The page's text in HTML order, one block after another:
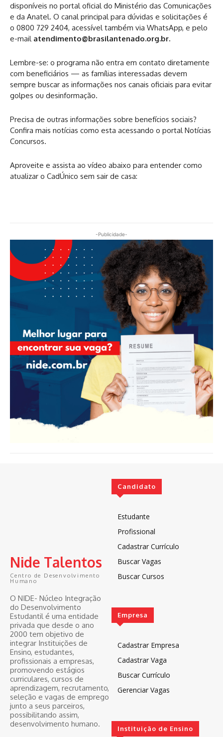
disponíveis no portal oficial do Ministério das Comunicações
e da Anatel. O canal principal para dúvidas e solicitações é
o 0800 729 2404, acessível também via WhatsApp, e pelo
e-mail atendimento@brasilantenado.org.br.
Lembre-se: o programa não entra em contato diretamente
com beneficiários — as famílias interessadas devem
sempre buscar as informações nos canais oficiais para evitar
golpes ou desinformação.
Precisa de outras informações sobre benefícios sociais?
Confira mais notícias como esta acessando o portal Notícias
Concursos.
Aproveite e assista ao vídeo abaixo para entender como
atualizar o CadÚnico sem sair de casa:
-Publicidade-
Nide Talentos
Centro de Desenvolvimento
Humano
O NIDE- Núcleo Integração
do Desenvolvimento
Estudantil é uma entidade
privada que desde o ano
2000 tem objetivo de
integrar Instituições de
Ensino, estudantes,
profissionais a empresas,
promovendo estágios
curriculares, cursos de
aprendizagem, recrutamento,
seleção e vagas de emprego
junto a seus parceiros,
possibilitando assim,
desenvolvimento humano.
Candidato
Estudante
Profissional
Cadastrar Currículo
Buscar Vagas
Buscar Cursos
Empresa
Cadastrar Empresa
Cadastrar Vaga
Buscar Currículo
Gerenciar Vagas
Instituição de Ensino